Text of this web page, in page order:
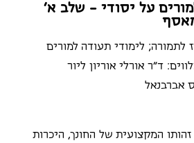
על יסודי - שלב א'
לתמורה; לימודי תעודה למורים
ד"ר אורלי אוריון ליור
אברבנאל
המקצועית של החונך, היכרות